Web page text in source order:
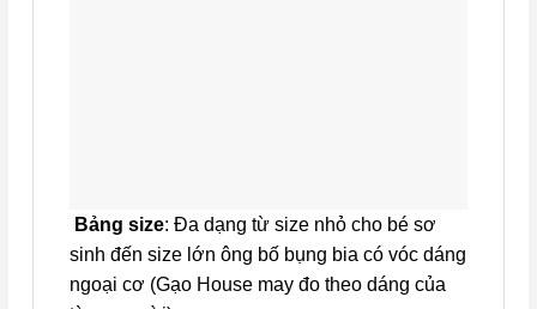
Bảng size: Đa dạng từ size nhỏ cho bé sơ
sinh đến size lớn ông bố bụng bia có vóc dáng
ngoại cơ (Gạo House may đo theo dáng của